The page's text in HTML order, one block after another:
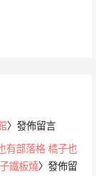
〉發佈留言
有部落格 橘子也
鐵板燒〉發佈留